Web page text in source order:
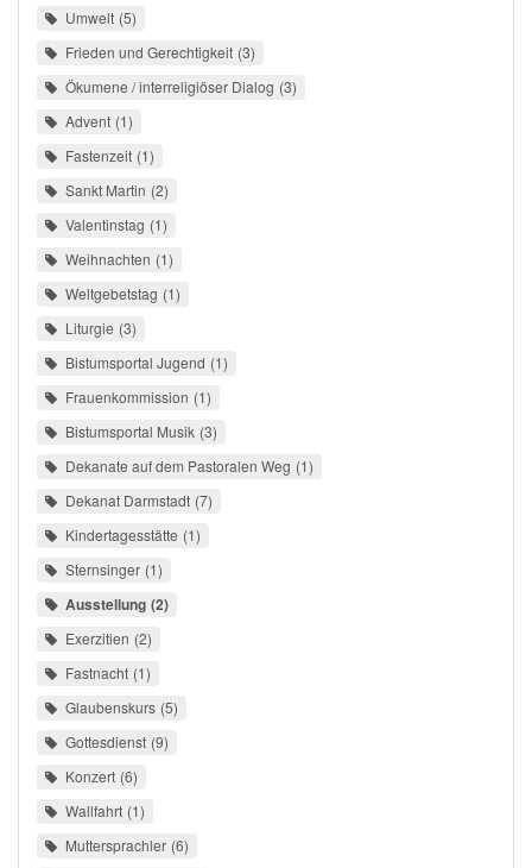
Umwelt 5
Frieden und Gerechtigkeit 3
Ökumene / interreligiöser Dialog 3
Advent 1
Fastenzeit 1
Sankt Martin 2
Valentinstag 1
Weihnachten 1
Weltgebetstag 1
Liturgie 3
Bistumsportal Jugend 1
Frauenkommission 1
Bistumsportal Musik 3
Dekanate auf dem Pastoralen Weg 1
Dekanat Darmstadt 7
Kindertagesstätte 1
Sternsinger 1
Ausstellung 2
Exerzitien 2
Fastnacht 1
Glaubenskurs 5
Gottesdienst 9
Konzert 6
Wallfahrt 1
Muttersprachler 6